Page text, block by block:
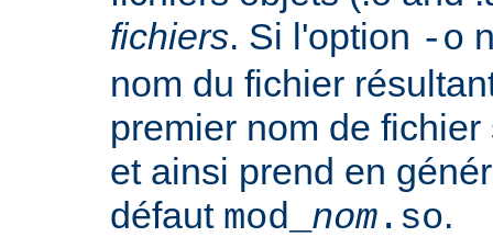
fichiers. Si l'option -o
nom du fichier
premier nom de
et ainsi prend en
défaut mod_ nom .so.